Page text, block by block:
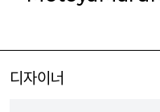
디자이너